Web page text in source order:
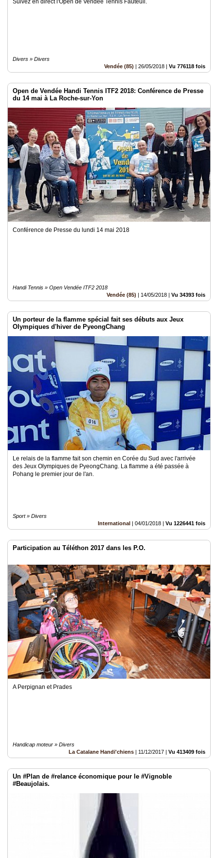
Suivez en direct l'Open de Vendée Tennis Fauteuil.
Divers » Divers
Vendée (85) | 26/05/2018 | Vu 776118 fois
Open de Vendée Handi Tennis ITF2 2018: Conférence de Presse
du 14 mai à La Roche-sur-Yon
Conférence de Presse du lundi 14 mai 2018
Handi Tennis » Open Vendée ITF2 2018
Vendée (85) | 14/05/2018 | Vu 34393 fois
Un porteur de la flamme spécial fait ses débuts aux Jeux
Olympiques d'hiver de PyeongChang
Le relais de la flamme fait son chemin en Corée du Sud avec l'arrivée
des Jeux Olympiques de PyeongChang. La flamme a été passée à
Pohang le premier jour de l'an.
Sport » Divers
International | 04/01/2018 | Vu 1226441 fois
Participation au Téléthon 2017 dans les P.O.
A Perpignan et Prades
Handicap moteur » Divers
La Catalane Handi'chiens | 11/12/2017 | Vu 413409 fois
Un #Plan de #relance économique pour le #Vignoble
#Beaujolais.